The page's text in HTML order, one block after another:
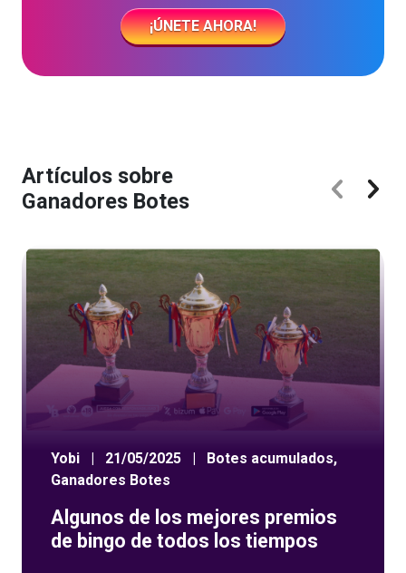
¡ÚNETE AHORA!
Artículos sobre
Ganadores Botes
Yobi | 21/05/2025 | Botes acumulados,
Ganadores Botes
Algunos de los mejores premios
de bingo de todos los tiempos